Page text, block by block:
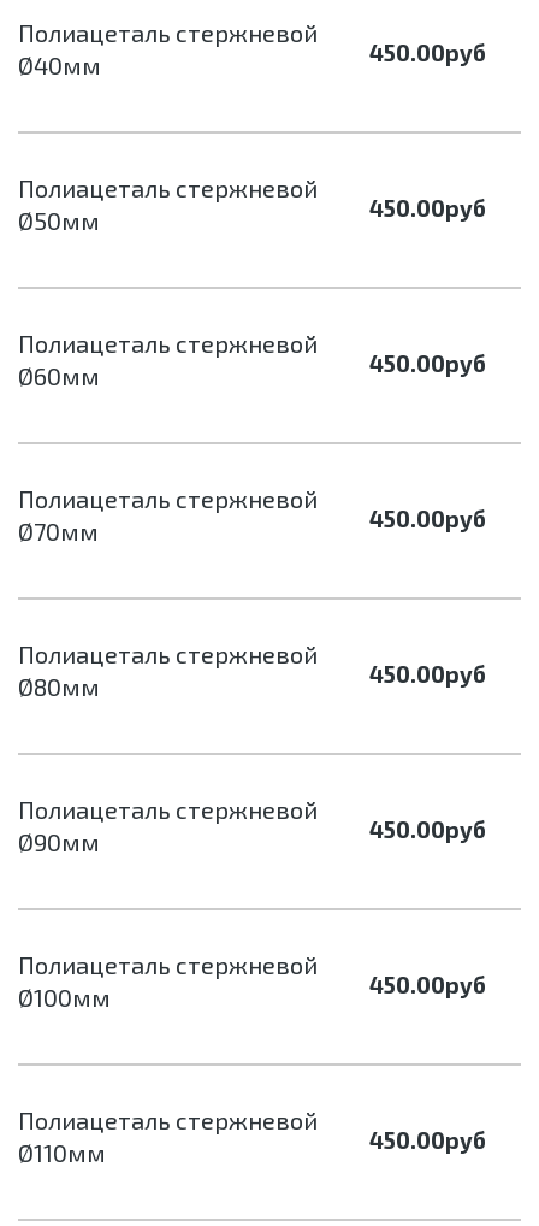
Полиацеталь стержневой
Ø40мм
450.00руб
Полиацеталь стержневой
Ø50мм
450.00руб
Полиацеталь стержневой
Ø60мм
450.00руб
Полиацеталь стержневой
Ø70мм
450.00руб
Полиацеталь стержневой
Ø80мм
450.00руб
Полиацеталь стержневой
Ø90мм
450.00руб
Полиацеталь стержневой
Ø100мм
450.00руб
Полиацеталь стержневой
Ø110мм
450.00руб